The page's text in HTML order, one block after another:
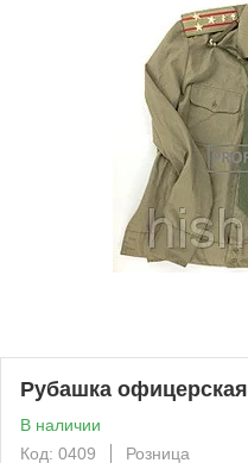
Рубашка офицерская
В наличии
Код: 0409
Розница